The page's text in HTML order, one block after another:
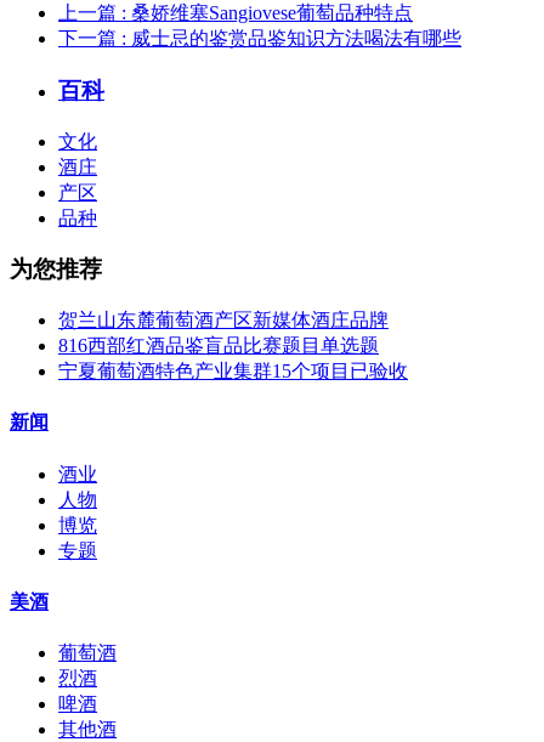
上一篇 : 桑娇维塞Sangiovese葡萄品种特点
下一篇 : 威士忌的鉴赏品鉴知识方法喝法有哪些
百科
文化
酒庄
产区
品种
为您推荐
贺兰山东麓葡萄酒产区新媒体酒庄品牌
816西部红酒品鉴盲品比赛题目单选题
宁夏葡萄酒特色产业集群15个项目已验收
新闻
酒业
人物
博览
专题
美酒
葡萄酒
烈酒
啤酒
其他酒